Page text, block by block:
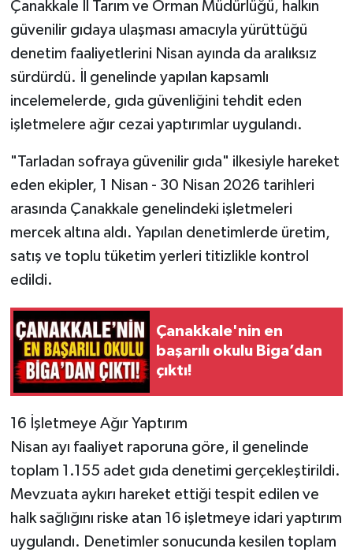
Çanakkale İl Tarım ve Orman Müdürlüğü, halkın
güvenilir gıdaya ulaşması amacıyla yürüttüğü
denetim faaliyetlerini Nisan ayında da aralıksız
sürdürdü. İl genelinde yapılan kapsamlı
incelemelerde, gıda güvenliğini tehdit eden
işletmelere ağır cezai yaptırımlar uygulandı.
"Tarladan sofraya güvenilir gıda" ilkesiyle hareket
eden ekipler, 1 Nisan - 30 Nisan 2026 tarihleri
arasında Çanakkale genelindeki işletmeleri
mercek altına aldı. Yapılan denetimlerde üretim,
satış ve toplu tüketim yerleri titizlikle kontrol
edildi.
Çanakkale'nin en
başarılı okulu Biga’dan
çıktı!
16 İşletmeye Ağır Yaptırım
Nisan ayı faaliyet raporuna göre, il genelinde
toplam 1.155 adet gıda denetimi gerçekleştirildi.
Mevzuata aykırı hareket ettiği tespit edilen ve
halk sağlığını riske atan 16 işletmeye idari yaptırım
uygulandı. Denetimler sonucunda kesilen toplam
Siyaset
Spor
Tarım ve Ekonomi
Teknoloji
Ulusal
Yaşam